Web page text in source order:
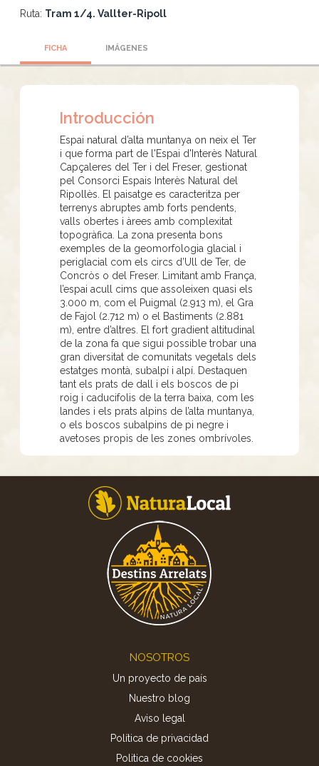
Ruta: Tram 1/4. Vallter-Ripoll
FICHA IMÁGENES
Introducción
Espai natural d’alta muntanya on neix el Ter
i que forma part de l'Espai d'Interès Natural
Capçaleres del Ter i del Freser, gestionat
pel Consorci Espais Interès Natural del
Ripollès. El paisatge es caracteritza per
terrenys abruptes amb forts pendents,
valls obertes i àrees amb complexitat
topogràfica. La zona presenta bons
exemples de la geomorfologia glacial i
periglacial com els circs d’Ull de Ter, de
Concròs o del Freser. Limitant amb França,
l’espai acull cims que assoleixen quasi els
3.000 m, com el Puigmal (2.913 m), el Gra
de Fajol (2.712 m) o el Bastiments (2.881
m), entre d’altres. El fort gradient altitudinal
de la zona fa que sigui possible trobar una
gran diversitat de comunitats vegetals dels
estatges montà, subalpí i alpí. Destaquen
tant els prats de dall i els boscos de pi
roig i caducifolis de la terra baixa, com les
landes i els prats alpins de l’alta muntanya,
o els boscos subalpins de pi negre i
avetoses propis de les zones ombrívoles.
NOSOTROS
Un proyecto de país
Nuestro blog
Aviso legal
Política de privacidad
Politica de cookies